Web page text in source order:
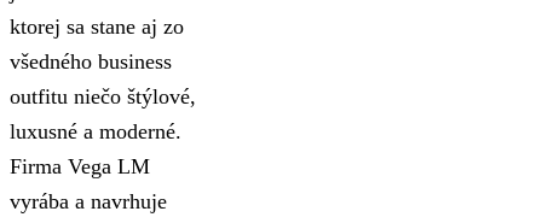
ktorej sa stane aj zo
všedného business
outfitu niečo štýlové,
luxusné a moderné.
Firma Vega LM
vyrába a navrhuje